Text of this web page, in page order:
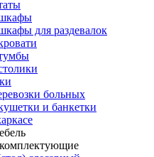
для раздевалок
больных
и банкетки